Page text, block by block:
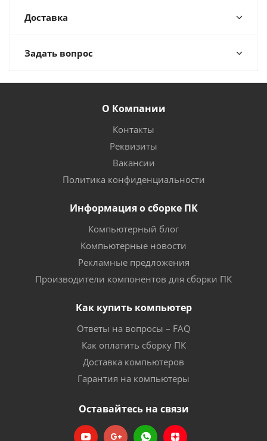
Доставка
Задать вопрос
О Компании
Контакты
Реквизиты
Вакансии
Политика конфиденциальности
Информация о сборке ПК
Компьютерный блог
Компьютерные новости
Рекламные предложения
Производители компонентов для сборки ПК
Как купить компьютер
Ответы на вопросы – FAQ
Как оплатить сборку ПК
Доставка компьютеров
Гарантия на компьютеры
Оставайтесь на связи